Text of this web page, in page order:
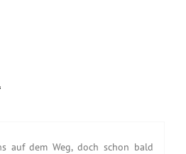
auf dem Weg, doch schon bald